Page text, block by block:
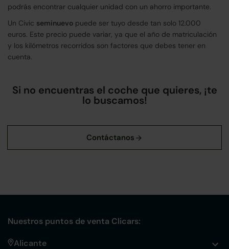
podrás encontrar cualquier unidad con un ahorro importante.
Un Civic seminuevo puede ser tuyo desde tan solo 12.000
euros. Este precio puede variar, ya que el año de matriculación
y los kilómetros recorridos son factores que debes tener en
cuenta.
Si no encuentras el coche que quieres, ¡te
lo buscamos!
Nuestros puntos de venta Clicars:
Alicante